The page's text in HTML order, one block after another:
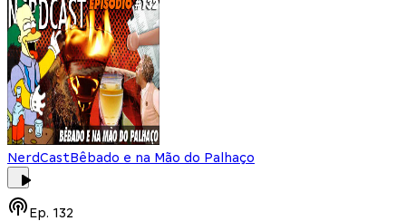
NerdCastBêbado e na Mão do Palhaço
Ep. 132